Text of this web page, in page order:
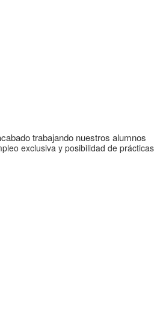
trabajando nuestros alumnos
exclusiva y posibilidad de prácticas